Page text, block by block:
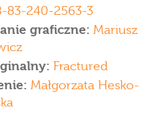
83-240-2563-3
graficzne: Mariusz
Fractured
Małgorzata Hesko-